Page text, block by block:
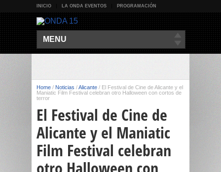
INICIO LA ONDA EVENTOS PROGRAMACIÓN
MENU
Home / Noticias /Alicante / El Festival de Cine de Alicante y el
Maniatic Film Festival celebran otro Halloween con cortos de
terror
El Festival de Cine de
Alicante y el Maniatic
Film Festival celebran